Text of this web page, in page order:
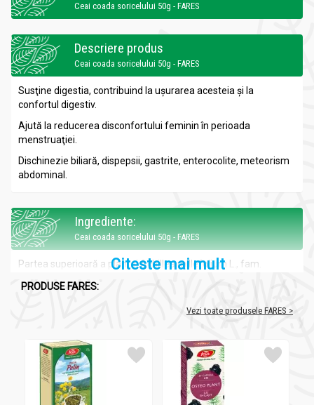
Ceai coada soricelului 50g - FARES
Descriere produs
Ceai coada soricelului 50g - FARES
Susţine digestia, contribuind la uşurarea acesteia şi la
confortul digestiv.
Ajută la reducerea disconfortului feminin în perioada
menstruaţiei.
Dischinezie biliară, dispepsii, gastrite, enterocolite, meteorism
abdominal.
Ingrediente:
Ceai coada soricelului 50g - FARES
Partea superioară a plantei Achillea millefolium L., fam.
flavonoide, alcaloizi, steroli, tanin.
Beneficii:
Ceai coada soricelului 50g - FARES
Antiseptic, coleretic-colagog (stimulează secreţia şi eliminarea
bilei), antispastic, astringent; antiinflamator; cicatrizant,
Citeste mai mult
PRODUSE FARES:
Vezi toate produsele FARES >